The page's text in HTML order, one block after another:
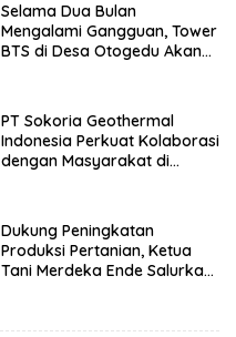
Selama Dua Bulan
Mengalami Gangguan, Tower
BTS di Desa Otogedu Akan
PT Sokoria Geothermal
Indonesia Perkuat Kolaborasi
dengan Masyarakat di
Dukung Peningkatan
Produksi Pertanian, Ketua
Tani Merdeka Ende Salurkan